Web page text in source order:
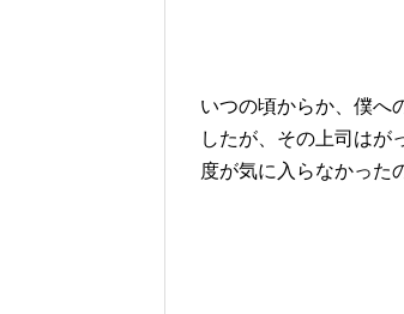
いつの頃からか、僕へ
したが、その上司はが
度が気に入らなかった